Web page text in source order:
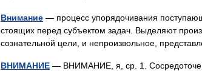
Внимание — процесс упорядочивания
стоящих перед субъектом задач. Выделяют
сознательной цели, и непроизвольное,
ВНИМАНИЕ — ВНИМАНИЕ, я, ср. 1.